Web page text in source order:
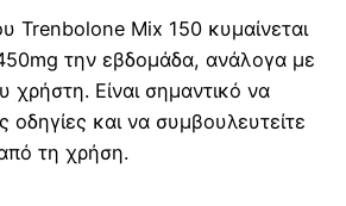
Trenbolone Mix 150 κυμαίνεται
την εβδομάδα, ανάλογα με
χρήστη. Είναι σημαντικό να
οδηγίες και να συμβουλευτείτε
τη χρήση.